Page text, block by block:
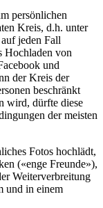
persönlichen
Kreis, d.h. unter
jeden Fall
Hochladen von
und
der Kreis der
beschränkt
wird, dürfte diese
der meisten
Fotos hochlädt,
(«enge Freunde»),
Weiterverbreitung
und in einem